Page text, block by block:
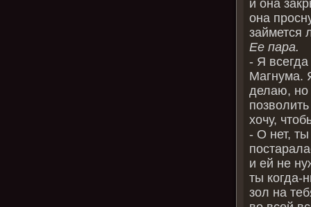
и она
она
займется
Ее пара.
- Я
Магнума.
делаю, но
хочу,
- О нет,
и ей не
ты когда-
зол на